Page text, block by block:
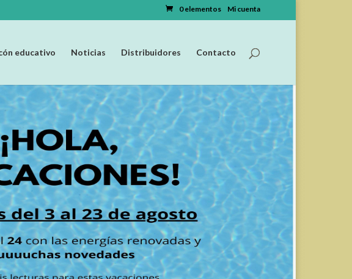
Mi cuenta
0 elementos
educativo Noticias Distribuidores Contacto